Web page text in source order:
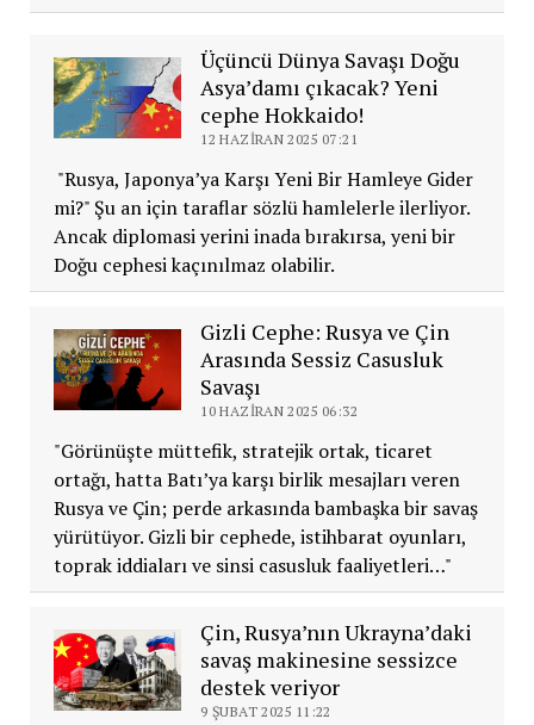
Üçüncü Dünya Savaşı Doğu
Asya’damı çıkacak? Yeni
cephe Hokkaido!
12 HAZIRAN 2025 07:21
"Rusya, Japonya’ya Karşı Yeni Bir Hamleye Gider
mi?" Şu an için taraflar sözlü hamlelerle ilerliyor.
Ancak diplomasi yerini inada bırakırsa, yeni bir
Doğu cephesi kaçınılmaz olabilir.
Gizli Cephe: Rusya ve Çin
Arasında Sessiz Casusluk
Savaşı
10 HAZIRAN 2025 06:32
"Görünüşte müttefik, stratejik ortak, ticaret
ortağı, hatta Batı’ya karşı birlik mesajları veren
Rusya ve Çin; perde arkasında bambaşka bir savaş
yürütüyor. Gizli bir cephede, istihbarat oyunları,
toprak iddiaları ve sinsi casusluk faaliyetleri…"
Çin, Rusya’nın Ukrayna’daki
savaş makinesine sessizce
destek veriyor
9 ŞUBAT 2025 11:22